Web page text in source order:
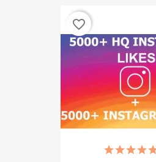
favorite_border